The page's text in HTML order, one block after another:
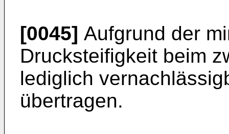
[0045] Aufgrund der
Drucksteifigkeit beim
lediglich
übertragen.